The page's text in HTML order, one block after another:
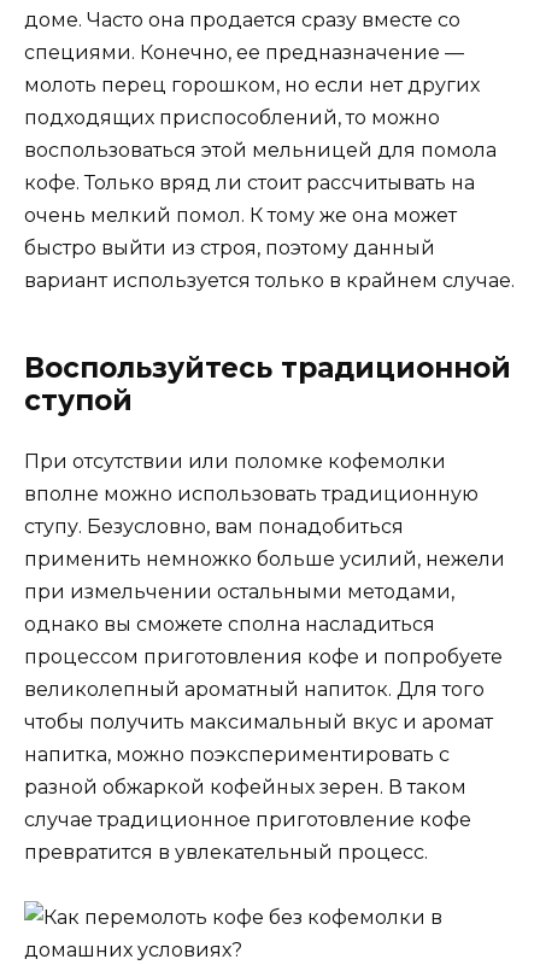
доме. Часто она продается сразу вместе со
специями. Конечно, ее предназначение —
молоть перец горошком, но если нет других
подходящих приспособлений, то можно
воспользоваться этой мельницей для помола
кофе. Только вряд ли стоит рассчитывать на
очень мелкий помол. К тому же она может
быстро выйти из строя, поэтому данный
вариант используется только в крайнем случае.
Воспользуйтесь традиционной
ступой
При отсутствии или поломке кофемолки
вполне можно использовать традиционную
ступу. Безусловно, вам понадобиться
применить немножко больше усилий, нежели
при измельчении остальными методами,
однако вы сможете сполна насладиться
процессом приготовления кофе и попробуете
великолепный ароматный напиток. Для того
чтобы получить максимальный вкус и аромат
напитка, можно поэкспериментировать с
разной обжаркой кофейных зерен. В таком
случае традиционное приготовление кофе
превратится в увлекательный процесс.